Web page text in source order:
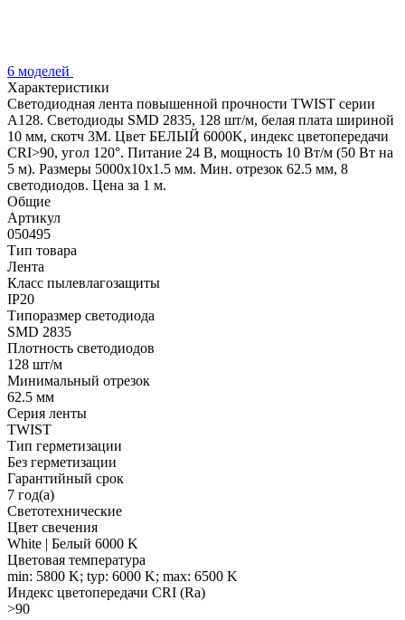
6 моделей
Характеристики
Светодиодная лента повышенной прочности TWIST серии
A128. Светодиоды SMD 2835, 128 шт/м, белая плата шириной
10 мм, скотч 3M. Цвет БЕЛЫЙ 6000K, индекс цветопередачи
CRI>90, угол 120°. Питание 24 В, мощность 10 Вт/м (50 Вт на
5 м). Размеры 5000x10x1.5 мм. Мин. отрезок 62.5 мм, 8
светодиодов. Цена за 1 м.
Общие
Артикул
050495
Тип товара
Лента
Класс пылевлагозащиты
IP20
Типоразмер светодиода
SMD 2835
Плотность светодиодов
128 шт/м
Минимальный отрезок
62.5 мм
Серия ленты
TWIST
Тип герметизации
Без герметизации
Гарантийный срок
7 год(а)
Светотехнические
Цвет свечения
White | Белый 6000 K
Цветовая температура
min: 5800 K; typ: 6000 K; max: 6500 K
Индекс цветопередачи CRI (Ra)
>90